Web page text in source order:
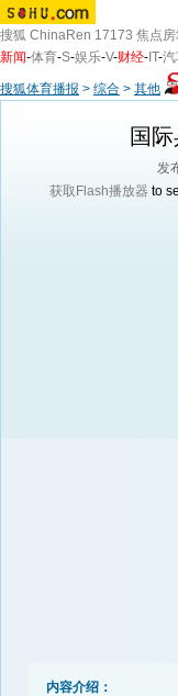
搜狐 ChinaRen 17173 焦点
新闻-体育-S-娱乐-V-财经- IT-
搜狐体育播报 > 综合 > 其他
国
发
获取Flash播放器 to
内容介绍：